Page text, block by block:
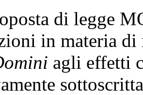
di legge
in materia
agli effetti